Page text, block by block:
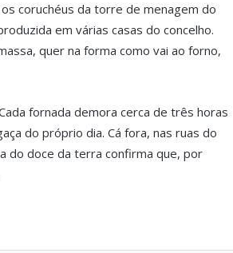
coruchéus da torre de menagem do
em várias casas do concelho.
quer na forma como vai ao forno,
fornada demora cerca de três horas
do próprio dia. Cá fora, nas ruas do
do doce da terra confirma que, por